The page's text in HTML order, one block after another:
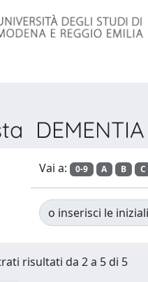
DEMENTIA
Vai a: 0-9 A B C
o inserisci le
risultati da 2 a 5 di 5